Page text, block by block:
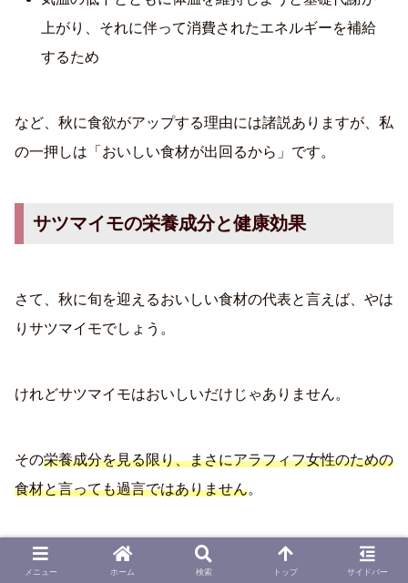
上がり、それに伴って消費されたエネルギーを補給
するため
など、秋に食欲がアップする理由には諸説ありますが、私
の一押しは「おいしい食材が出回るから」です。
サツマイモの栄養成分と健康効果
さて、秋に旬を迎えるおいしい食材の代表と言えば、やは
りサツマイモでしょう。
けれどサツマイモはおいしいだけじゃありません。
その栄養成分を見る限り、まさにアラフィフ女性のための
食材と言っても過言ではありません。
成分 機能
メニュー ホーム 検索 トップ サイドバー